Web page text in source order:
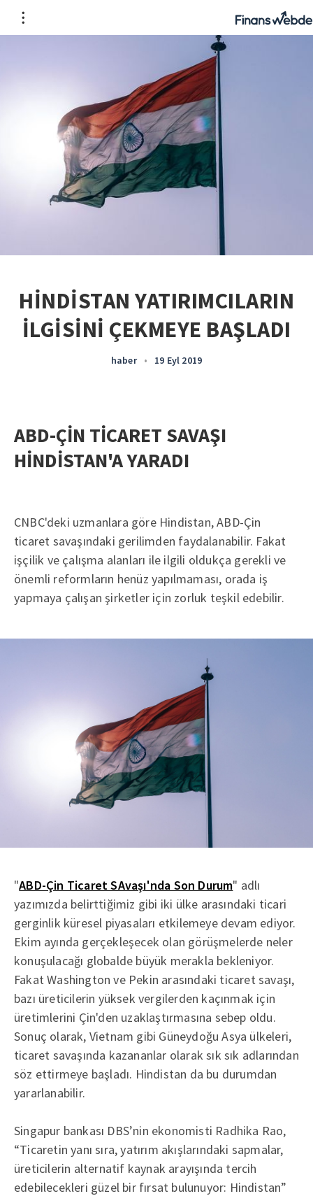
HİNDİSTAN YATIRIMCILARIN
İLGİSİNİ ÇEKMEYE BAŞLADI
haber • 19 Eyl 2019
ABD-ÇİN TİCARET SAVAŞI
HİNDİSTAN'A YARADI
CNBC'deki uzmanlara göre Hindistan, ABD-Çin
ticaret savaşındaki gerilimden faydalanabilir. Fakat
işçilik ve çalışma alanları ile ilgili oldukça gerekli ve
önemli reformların henüz yapılmaması, orada iş
yapmaya çalışan şirketler için zorluk teşkil edebilir.
"ABD-Çin Ticaret SAvaşı'nda Son Durum" adlı
yazımızda belirttiğimiz gibi iki ülke arasındaki ticari
gerginlik küresel piyasaları etkilemeye devam ediyor.
Ekim ayında gerçekleşecek olan görüşmelerde neler
konuşulacağı globalde büyük merakla bekleniyor.
Fakat Washington ve Pekin arasındaki ticaret savaşı,
bazı üreticilerin yüksek vergilerden kaçınmak için
üretimlerini Çin'den uzaklaştırmasına sebep oldu.
Sonuç olarak, Vietnam gibi Güneydoğu Asya ülkeleri,
ticaret savaşında kazananlar olarak sık sık adlarından
söz ettirmeye başladı. Hindistan da bu durumdan
yararlanabilir.
Singapur bankası DBS’nin ekonomisti Radhika Rao,
“Ticaretin yanı sıra, yatırım akışlarındaki sapmalar,
üreticilerin alternatif kaynak arayışında tercih
edebilecekleri güzel bir fırsat bulunuyor: Hindistan”